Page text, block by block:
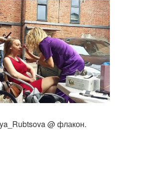
@ флакон.